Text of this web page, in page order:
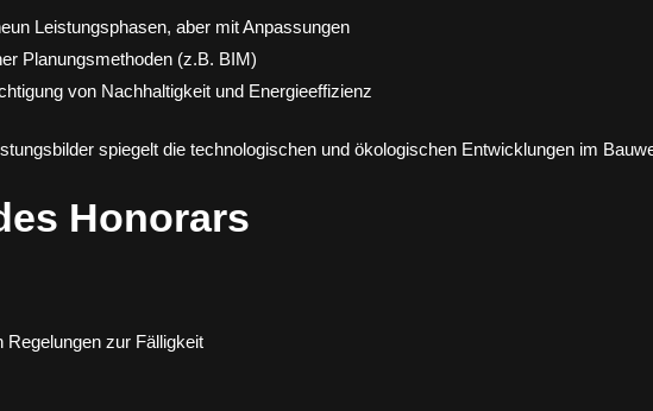
Leistungsphasen, aber mit Anpassungen
Planungsmethoden (z.B. BIM)
von Nachhaltigkeit und Energieeffizienz
spiegelt die technologischen und ökologischen Entwicklungen im
Honorars
Regelungen zur Fälligkeit